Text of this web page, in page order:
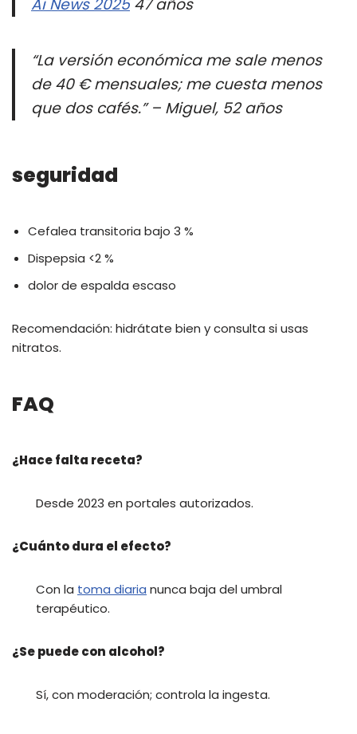
Ai News 202547 años
“La versión económica me sale menos
de 40 € mensuales; me cuesta menos
que dos cafés.” – Miguel, 52 años
seguridad
Cefalea transitoria bajo 3 %
Dispepsia <2 %
dolor de espalda escaso
Recomendación: hidrátate bien y consulta si usas
nitratos.
FAQ
¿Hace falta receta?
Desde 2023 en portales autorizados.
¿Cuánto dura el efecto?
Con la toma diaria nunca baja del umbral
terapéutico.
¿Se puede con alcohol?
Sí, con moderación; controla la ingesta.